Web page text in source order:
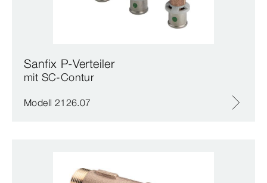
Sanfix P-Verteiler
mit SC‑Contur
Modell 2126.07